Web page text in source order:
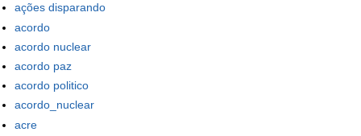
ações disparando
acordo
acordo nuclear
acordo paz
acordo politico
acordo_nuclear
acre